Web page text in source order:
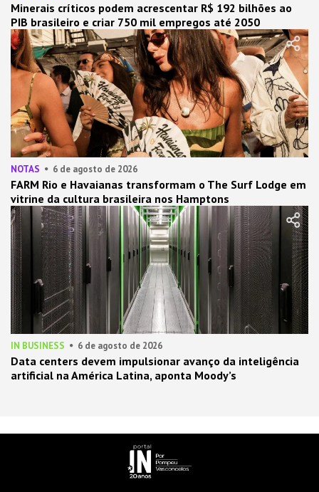
Minerais críticos podem acrescentar R$ 192 bilhões ao
PIB brasileiro e criar 750 mil empregos até 2050
NOTAS 6 de agosto de 2026
FARM Rio e Havaianas transformam o The Surf Lodge em
vitrine da cultura brasileira nos Hamptons
IN BUSINESS 6 de agosto de 2026
Data centers devem impulsionar avanço da inteligência
artificial na América Latina, aponta Moody’s